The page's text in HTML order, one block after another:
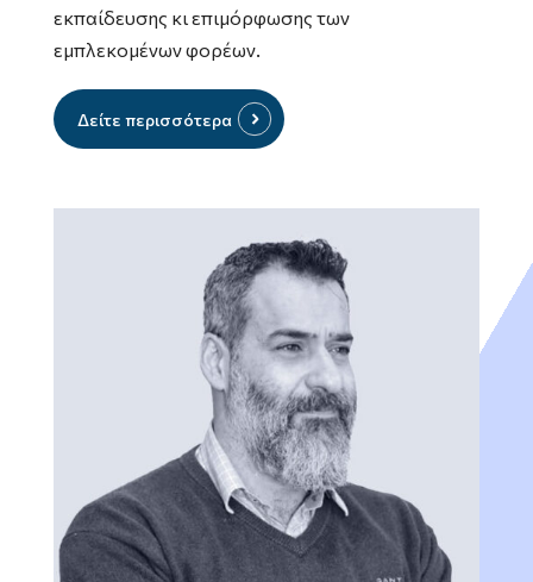
εκπαίδευσης κι επιμόρφωσης των
εμπλεκομένων φορέων.
Δείτε περισσότερα